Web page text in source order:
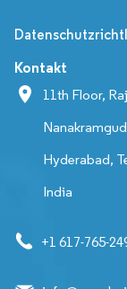
Kontakt
11th Floor,
Hyderabad,
India
+1 617-765-